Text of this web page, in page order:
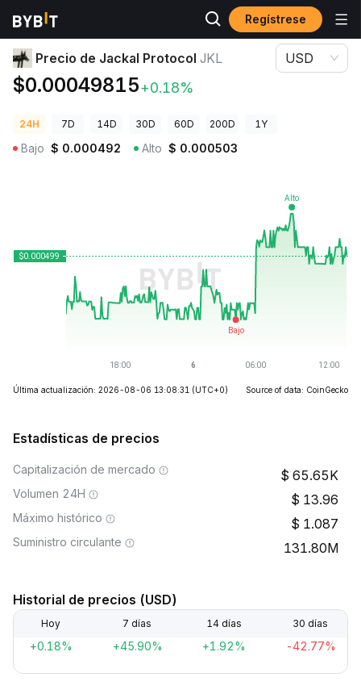
Regístrese
Precios de Criptomonedas Precio de Jackal Protocol JKL
Precio de Jackal Protocol JKL
$0.00049815+0.18%
USD
24H 7D 14D 30D 60D 200D 1Y
Bajo $ 0.000492 Alto $ 0.000503
Última actualización: 2026-08-06 13:08:31 (UTC+0) Source of data: CoinGecko
Estadísticas de precios
Capitalización de mercado 65.65K
Volumen 24H 13.96
Máximo histórico 1.087
Suministro circulante 131.80M
Historial de precios (USD)
Hoy 7 días 14 días 30 días
+0.18% +45.90% +1.92% -42.77%